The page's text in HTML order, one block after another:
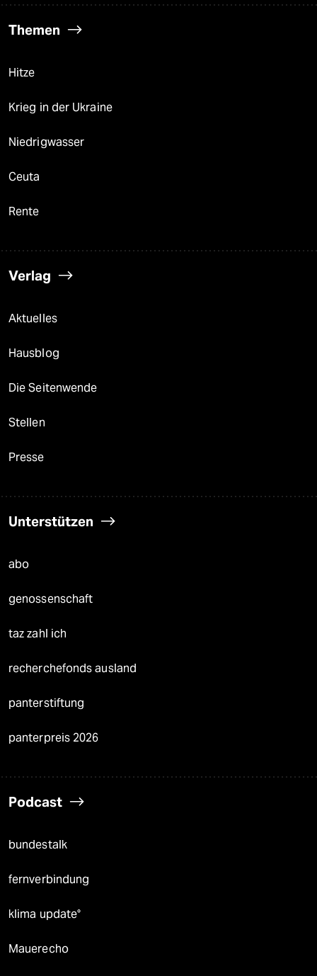
Themen
Hitze
Krieg in der Ukraine
Niedrigwasser
Ceuta
Rente
Verlag
Aktuelles
Hausblog
Die Seitenwende
Stellen
Presse
Unterstützen
abo
genossenschaft
taz zahl ich
recherchefonds ausland
panterstiftung
panterpreis 2026
Podcast
bundestalk
fernverbindung
klima update°
Mauerecho